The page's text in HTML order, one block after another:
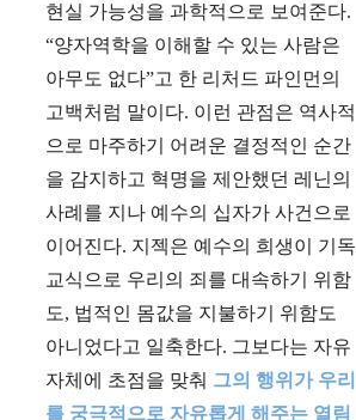
현실 가능성을 과학적으로 보여준다.
“양자역학을 이해할 수 있는 사람은
아무도 없다”고 한 리처드 파인먼의
고백처럼 말이다. 이런 관점은 역사적
으로 마주하기 어려운 결정적인 순간
을 감지하고 혁명을 제안했던 레닌의
사례를 지나 예수의 십자가 사건으로
이어진다. 지젝은 예수의 희생이 기독
교식으로 우리의 죄를 대속하기 위함
도, 법적인 몸값을 지불하기 위함도
아니었다고 일축한다. 그보다는 자유
자체에 초점을 맞춰 그의 행위가 우리
를 궁극적으로 자유롭게 해주는 열림